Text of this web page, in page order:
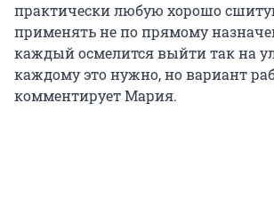
практически любую хорошо
применять не по прямому
каждый осмелится выйти так на
каждому это нужно, но вариант
комментирует Мария.